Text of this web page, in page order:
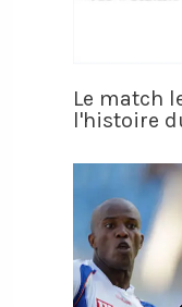
Le match
l'histoire